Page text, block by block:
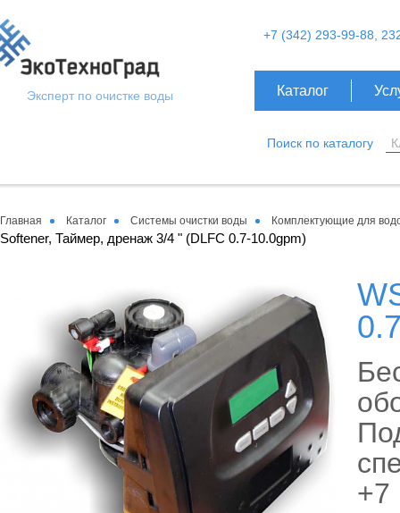
Эксперт по очистке воды
+7 (342) 293-99-88,
Каталог
Поиск по каталогу
Главная Каталог Системы очистки воды Комплектующие для
Softener, Таймер, дренаж 3/4 " (DLFC 0.7-10.0gpm)
+7